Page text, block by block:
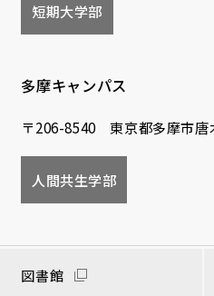
短期大学部
多摩キャンパス
〒206-8540 東京都多摩市唐
人間共生学部
図書館